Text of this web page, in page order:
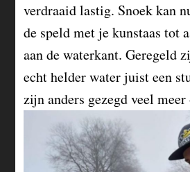
verdraaid lastig. Snoek kan
de speld met je kunstaas tot
aan de waterkant. Geregeld
echt helder water juist een
zijn anders gezegd veel meer